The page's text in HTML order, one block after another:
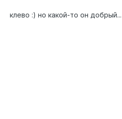
клево :) но какой-то он добрый...